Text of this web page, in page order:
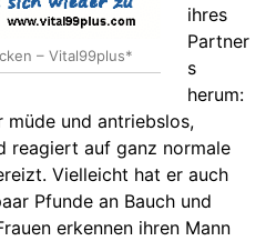
– Vital99plus*
ihres
Partner
s
herum:
und antriebslos,
reagiert auf ganz normale
Vielleicht hat er auch
Pfunde an Bauch und
erkennen ihren Mann